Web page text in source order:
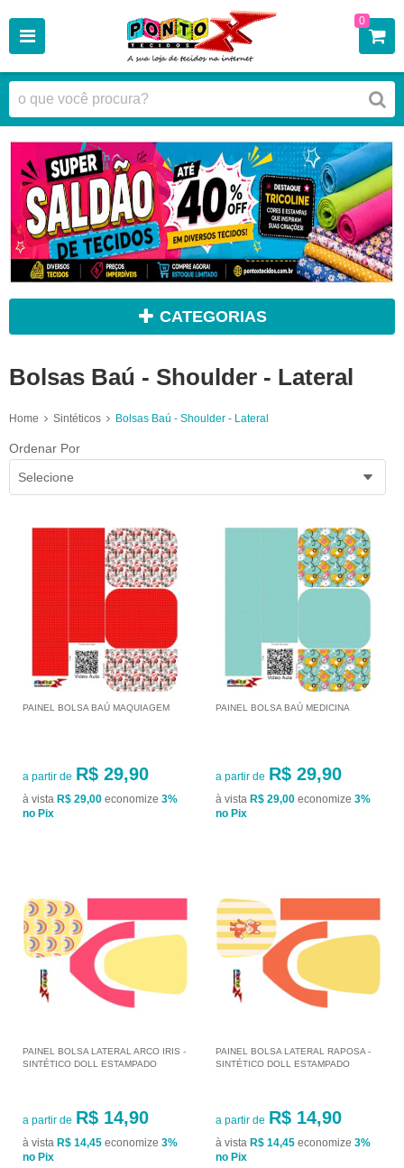
0
CATEGORIAS
Bolsas Baú - Shoulder - Lateral
Home Sintéticos Bolsas Baú - Shoulder - Lateral
Ordenar Por
Selecione
PAINEL BOLSA BAÚ MAQUIAGEM
a partir de R$ 29,90
à vista R$ 29,00 economize 3%
no Pix
PAINEL BOLSA BAÚ MEDICINA
a partir de R$ 29,90
à vista R$ 29,00 economize 3%
no Pix
PAINEL BOLSA LATERAL ARCO IRIS -
SINTÉTICO DOLL ESTAMPADO
a partir de R$ 14,90
à vista R$ 14,45 economize 3%
no Pix
PAINEL BOLSA LATERAL RAPOSA -
SINTÉTICO DOLL ESTAMPADO
a partir de R$ 14,90
à vista R$ 14,45 economize 3%
no Pix